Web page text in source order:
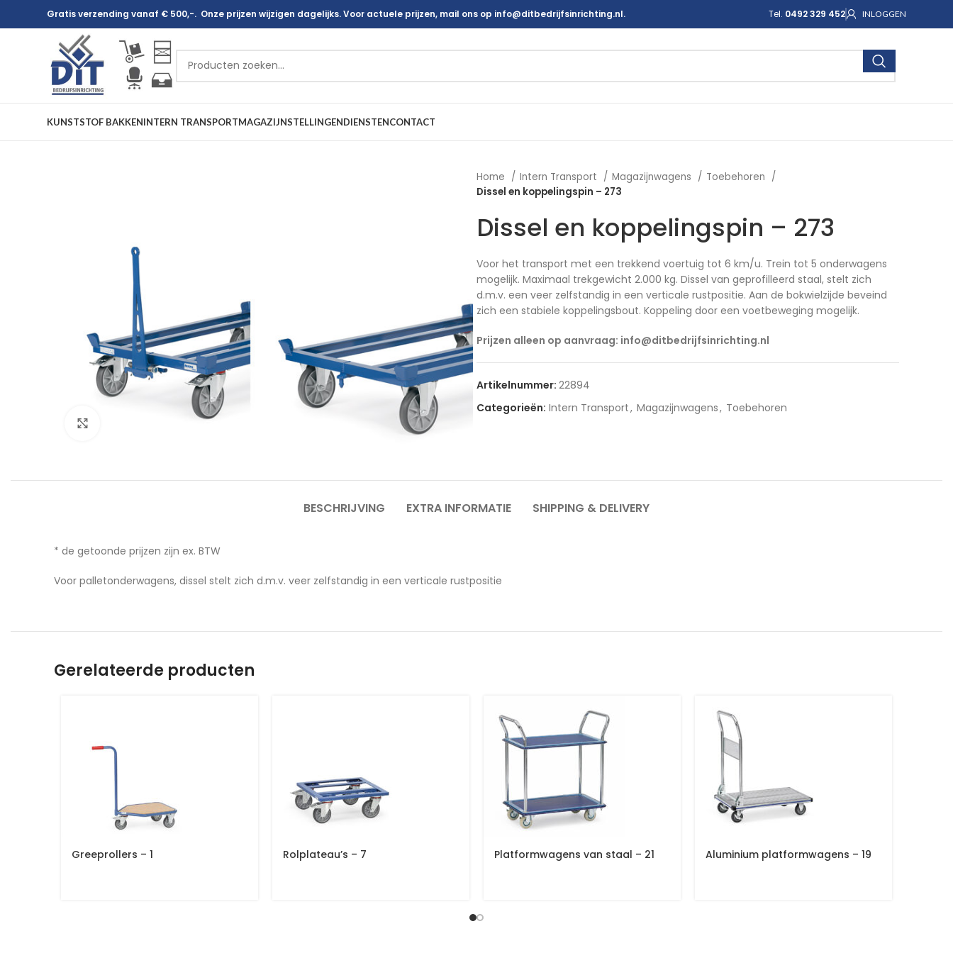
Gratis verzending vanaf € 500,-. Onze prijzen wijzigen dagelijks. Voor actuele prijzen, mail ons op info@ditbedrijfsinrichting.nl. Tel. 0492 329 452 INLOGGEN
KUNSTSTOF BAKKENINTERN TRANSPORTMAGAZIJNSTELLINGENDIENSTENCONTACT
Afbeelding vergroten
Home Intern Transport Magazijnwagens
Toebehoren
Dissel en koppelingspin – 273
Dissel en koppelingspin – 273
Voor het transport met een trekkend voertuig tot 6 km/u. Trein tot 5 onderwagens
mogelijk. Maximaal trekgewicht 2.000 kg. Dissel van geprofilleerd staal, stelt zich
d.m.v. een veer zelfstandig in een verticale rustpositie. Aan de bokwielzijde beveind
zich een stabiele koppelingsbout. Koppeling door een voetbeweging mogelijk.
Prijzen alleen op aanvraag: info@ditbedrijfsinrichting.nl
Artikelnummer: 22894
Categorieën: Intern Transport, Magazijnwagens, Toebehoren
BESCHRIJVING EXTRA INFORMATIE SHIPPING & DELIVERY
* de getoonde prijzen zijn ex. BTW
Voor palletonderwagens, dissel stelt zich d.m.v. veer zelfstandig in een verticale rustpositie
Gerelateerde producten
Greeprollers – 1 Rolplateau’s – 7 Platformwagens van staal – 21 Aluminium platformwagens – 19